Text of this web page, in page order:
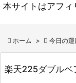
本サイトはアフィ
 ホーム >  今日の
楽天225ダブルベ